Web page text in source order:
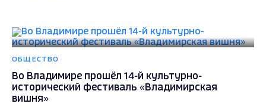
ОБЩЕСТВО
Во Владимире прошёл 14-й культурно-
исторический фестиваль «Владимирская
вишня»